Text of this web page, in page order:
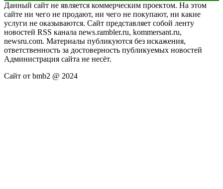
Данный сайт не является коммерческим проектом. На этом
сайте ни чего не продают, ни чего не покупают, ни какие
услуги не оказываются. Сайт представляет собой ленту
новостей RSS канала news.rambler.ru, kommersant.ru,
newsru.com. Материалы публикуются без искажения,
ответственность за достоверность публикуемых новостей
Администрация сайта не несёт.
Сайт от bmb2 @ 2024